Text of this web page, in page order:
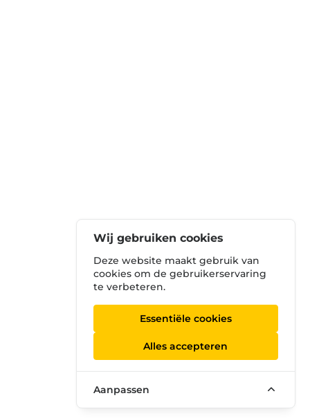
Wij gebruiken cookies
Deze website maakt gebruik van
cookies om de gebruikerservaring
te verbeteren.
Essentiële cookies
Alles accepteren
Aanpassen